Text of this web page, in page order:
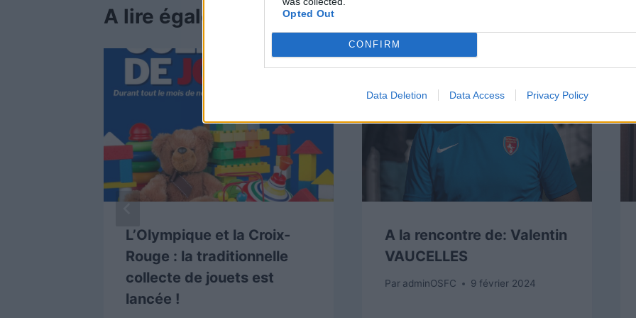
Opted Out
CONFIRM
Data Deletion Data Access Privacy Policy
A lire également
L’Olympique et la Croix-
Rouge : la traditionnelle
collecte de jouets est
lancée !
A la rencontre de: Valentin
VAUCELLES
Par adminOSFC 9 février 2024